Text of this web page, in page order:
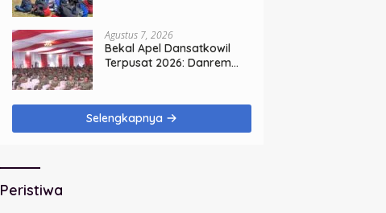
Agustus 7, 2026
Bekal Apel Dansatkowil
Terpusat 2026: Danrem
Selengkapnya
Peristiwa